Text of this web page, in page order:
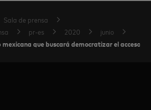
Sala de prensa
pr-es 2020 junio
que buscará democratizar el acceso a